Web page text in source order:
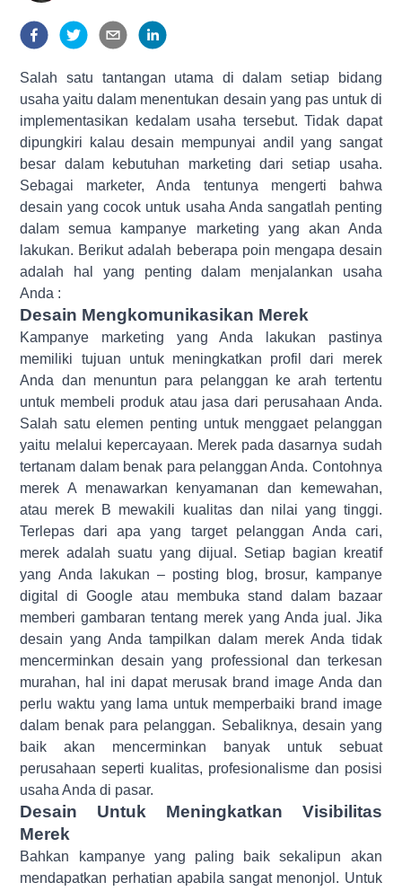
Salah satu tantangan utama di dalam setiap bidang
usaha yaitu dalam menentukan desain yang pas untuk di
implementasikan kedalam usaha tersebut. Tidak dapat
dipungkiri kalau desain mempunyai andil yang sangat
besar dalam kebutuhan marketing dari setiap usaha.
Sebagai marketer, Anda tentunya mengerti bahwa
desain yang cocok untuk usaha Anda sangatlah penting
dalam semua kampanye marketing yang akan Anda
lakukan. Berikut adalah beberapa poin mengapa desain
adalah hal yang penting dalam menjalankan usaha
Anda :
Desain Mengkomunikasikan Merek
Kampanye marketing yang Anda lakukan pastinya
memiliki tujuan untuk meningkatkan profil dari merek
Anda dan menuntun para pelanggan ke arah tertentu
untuk membeli produk atau jasa dari perusahaan Anda.
Salah satu elemen penting untuk menggaet pelanggan
yaitu melalui kepercayaan. Merek pada dasarnya sudah
tertanam dalam benak para pelanggan Anda. Contohnya
merek A menawarkan kenyamanan dan kemewahan,
atau merek B mewakili kualitas dan nilai yang tinggi.
Terlepas dari apa yang target pelanggan Anda cari,
merek adalah suatu yang dijual. Setiap bagian kreatif
yang Anda lakukan – posting blog, brosur, kampanye
digital di Google atau membuka stand dalam bazaar
memberi gambaran tentang merek yang Anda jual. Jika
desain yang Anda tampilkan dalam merek Anda tidak
mencerminkan desain yang professional dan terkesan
murahan, hal ini dapat merusak brand image Anda dan
perlu waktu yang lama untuk memperbaiki brand image
dalam benak para pelanggan. Sebaliknya, desain yang
baik akan mencerminkan banyak untuk sebuat
perusahaan seperti kualitas, profesionalisme dan posisi
usaha Anda di pasar.
Desain Untuk Meningkatkan Visibilitas
Merek
Bahkan kampanye yang paling baik sekalipun akan
mendapatkan perhatian apabila sangat menonjol. Untuk